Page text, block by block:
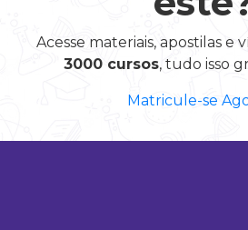
Acesse materiais, apostilas e
3000 cursos, tudo isso
Matricule-se